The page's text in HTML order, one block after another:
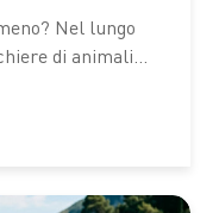
Nel lungo
di animali
vita
ancora
con un lungo